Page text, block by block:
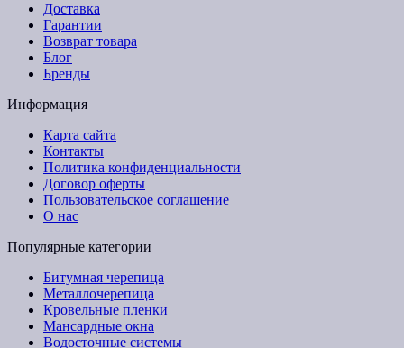
Доставка
Гарантии
Возврат товара
Блог
Бренды
Информация
Карта сайта
Контакты
Политика конфиденциальности
Договор оферты
Пользовательское соглашение
О нас
Популярные категории
Битумная черепица
Металлочерепица
Кровельные пленки
Мансардные окна
Водосточные системы